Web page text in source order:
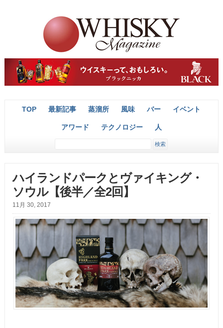
TOP 最新記事 蒸溜所 風味 バー イベント
アワード テクノロジー 人
ハイランドパークとヴァイキング・
ソウル【後半／全2回】
11月 30, 2017